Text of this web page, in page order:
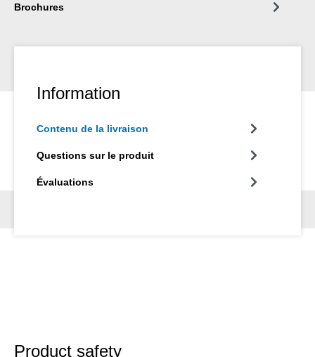
Brochures
Information
Contenu de la livraison
Questions sur le produit
Évaluations
Product safety